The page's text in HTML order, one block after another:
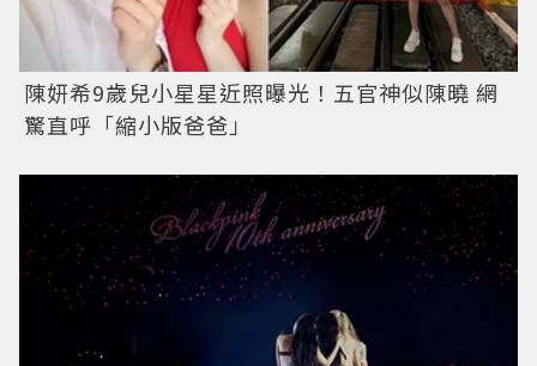
陳妍希9歲兒小星星近照曝光！五官神似陳曉 網
驚直呼「縮小版爸爸」